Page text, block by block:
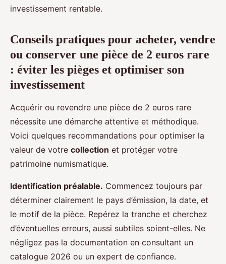
investissement rentable.
Conseils pratiques pour acheter, vendre
ou conserver une pièce de 2 euros rare
: éviter les pièges et optimiser son
investissement
Acquérir ou revendre une pièce de 2 euros rare
nécessite une démarche attentive et méthodique.
Voici quelques recommandations pour optimiser la
valeur de votre collection et protéger votre
patrimoine numismatique.
Identification préalable. Commencez toujours par
déterminer clairement le pays d’émission, la date, et
le motif de la pièce. Repérez la tranche et cherchez
d’éventuelles erreurs, aussi subtiles soient-elles. Ne
négligez pas la documentation en consultant un
catalogue 2026 ou un expert de confiance.